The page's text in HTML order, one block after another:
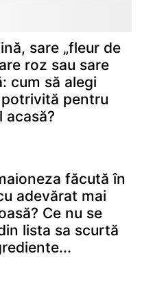
sare „fleur de
roz sau sare
cum să alegi
potrivită pentru
acasă?
făcută în
adevărat mai
Ce nu se
lista sa scurtă